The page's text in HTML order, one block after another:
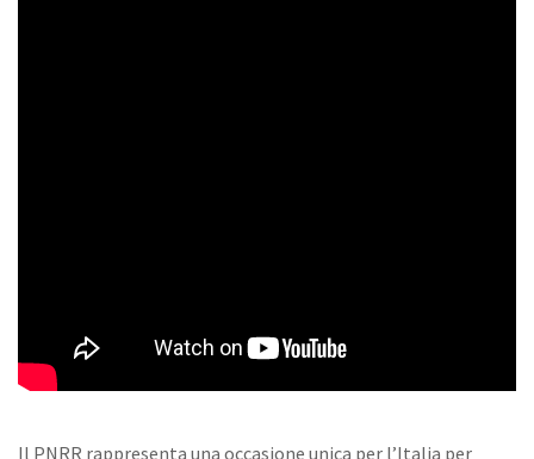
Il PNRR rappresenta una occasione unica per l’Italia per